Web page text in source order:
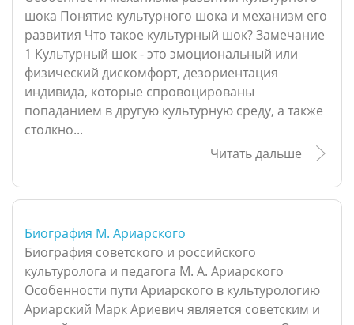
шока Понятие культурного шока и механизм его
развития Что такое культурный шок? Замечание
1 Культурный шок - это эмоциональный или
физический дискомфорт, дезориентация
индивида, которые спровоцированы
попаданием в другую культурную среду, а также
столкно...
Читать дальше
Биография М. Ариарского
Биография советского и российского
культуролога и педагога М. А. Ариарского
Особенности пути Ариарского в культурологию
Ариарский Марк Ариевич является советским и